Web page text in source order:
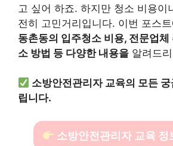
고 싶어 하죠. 하지만 청소 비용이
전히 고민거리입니다. 이번 포스
동촌동의 입주청소 비용, 전문업체
소 방법 등 다양한 내용을 알려드
소방안전관리자 교육의 모든
립니다.
소방안전관리자 교육 정